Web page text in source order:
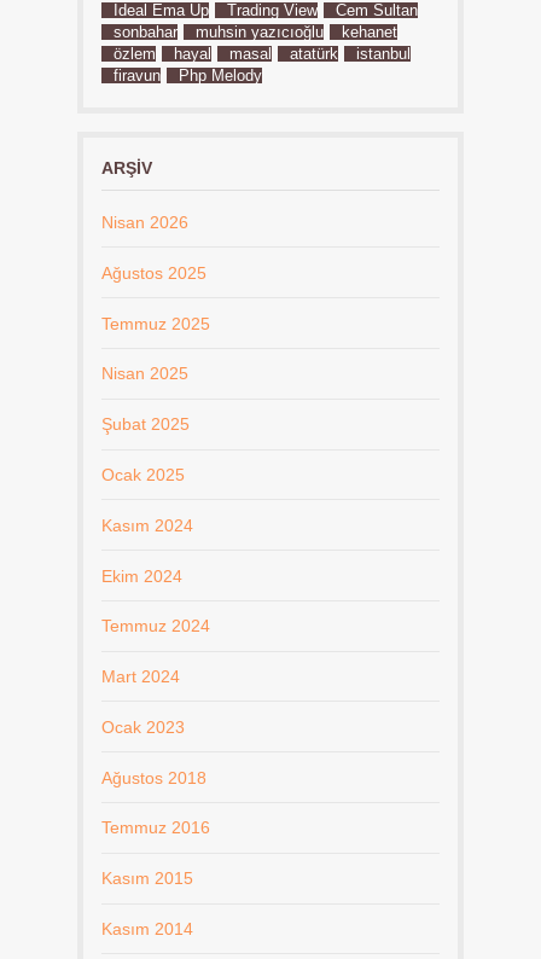
İdeal Ema Up
Trading View
Cem Sultan
sonbahar
muhsin yazıcıoğlu
kehanet
özlem
hayal masal atatürk
istanbul
firavun
Php Melody
ARŞIV
Nisan 2026
Ağustos 2025
Temmuz 2025
Nisan 2025
Şubat 2025
Ocak 2025
Kasım 2024
Ekim 2024
Temmuz 2024
Mart 2024
Ocak 2023
Ağustos 2018
Temmuz 2016
Kasım 2015
Kasım 2014